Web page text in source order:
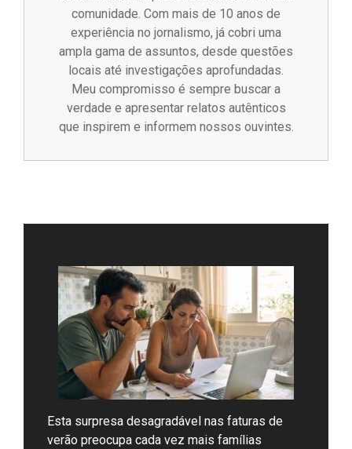
comunidade. Com mais de 10 anos de
experiência no jornalismo, já cobri uma
ampla gama de assuntos, desde questões
locais até investigações aprofundadas.
Meu compromisso é sempre buscar a
verdade e apresentar relatos autênticos
que inspirem e informem nossos ouvintes.
Esta surpresa desagradável nas faturas de
verão preocupa cada vez mais famílias